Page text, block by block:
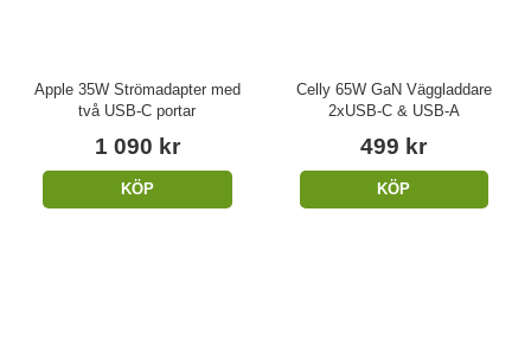
Apple 35W Strömadapter med
två USB-C portar
1 090 kr
KÖP
Celly 65W GaN Väggladdare
2xUSB-C & USB-A
499 kr
KÖP